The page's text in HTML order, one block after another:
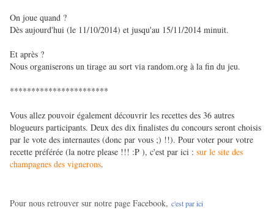
On joue quand ?
Dès aujourd'hui (le 11/10/2014) et jusqu'au 15/11/2014 minuit.
Et après ?
Nous organiserons un tirage au sort via random.org à la fin du jeu.
***********************
Vous allez pouvoir également découvrir les recettes des 36 autres
blogueurs participants. Deux des dix finalistes du concours seront choisis
par le vote des internautes (donc par vous ;) !!). Pour voter pour votre
recette préférée (la notre please !!! :P ), c'est par ici : sur le site des
champagnes des vignerons.
Pour nous retrouver sur notre page Facebook, c'est par ici